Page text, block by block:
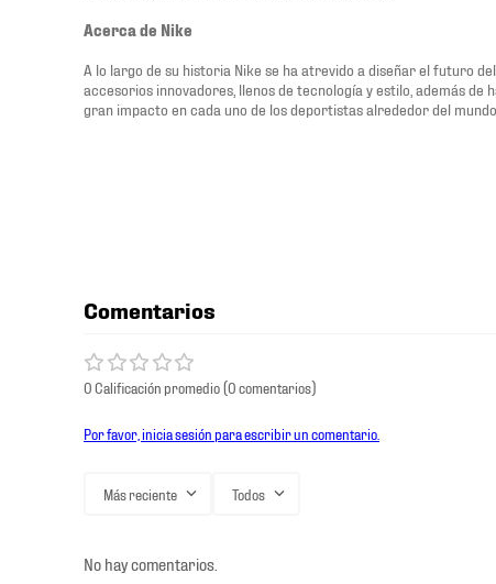
Acerca de Nike
A lo largo de su historia Nike se ha atrevido a diseñar el futuro
accesorios innovadores, llenos de tecnología y estilo, además de
gran impacto en cada uno de los deportistas alrededor del mundo.
Comentarios
0 Calificación promedio(0 comentarios)
Por favor, inicia sesión para escribir un comentario.
Más reciente Todos
No hay comentarios.